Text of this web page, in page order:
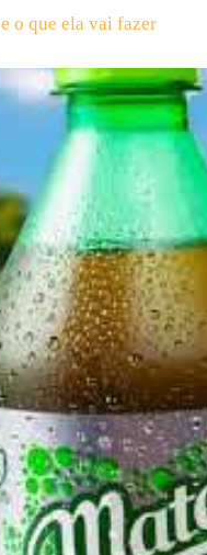
o que ela vai fazer